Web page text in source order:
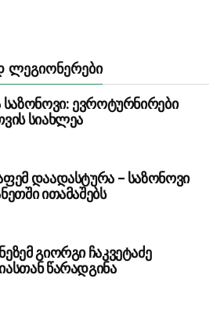
საზონოვი: ევროტურნირები
სიახლეა
დაადასტურა – საზონოვი
ითამაშებს
გიორგი ჩაკვეტაძე
წარადგინა